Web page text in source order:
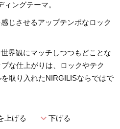
ングテーマ。
じさせるアップテンポなロック
界観にマッチしつつもどことな
な仕上がりは、ロックやテク
取り入れたNIRGILISならではで
上げる expand_more下げる